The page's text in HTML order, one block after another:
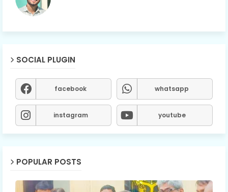
SOCIAL PLUGIN
facebook whatsapp
instagram youtube
POPULAR POSTS